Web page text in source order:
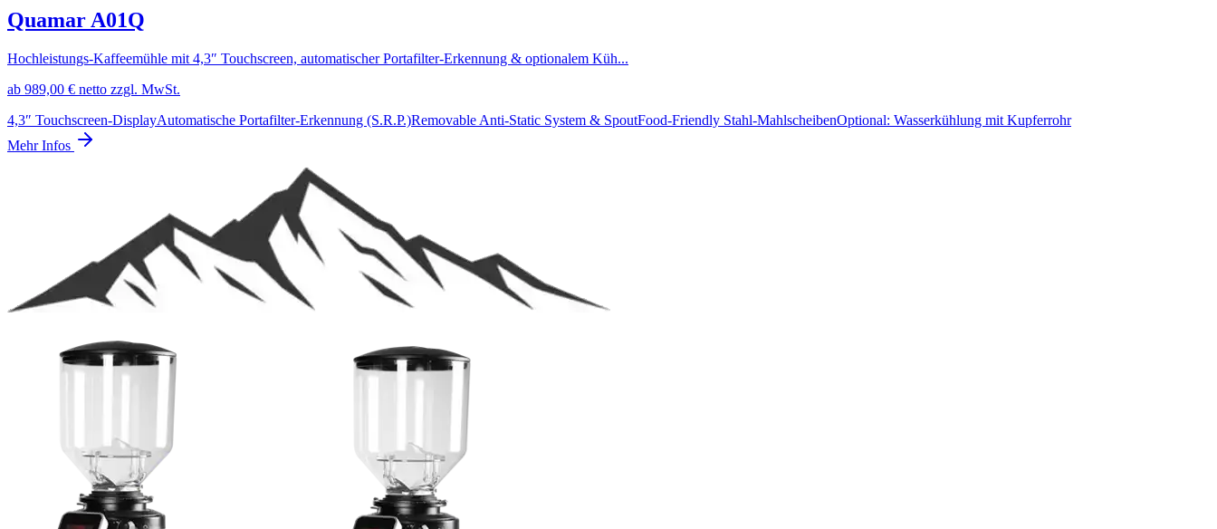
Quamar A01Q
Hochleistungs-Kaffeemühle mit 4,3″ Touchscreen, automatischer Portafilter-Erkennung & optionalem Küh...
ab 989,00 € netto zzgl. MwSt.
4,3″ Touchscreen-DisplayAutomatische Portafilter-Erkennung (S.R.P.)Removable Anti-Static System & SpoutFood-Friendly Stahl-MahlscheibenOptional: Wasserkühlung mit Kupferrohr
Mehr Infos